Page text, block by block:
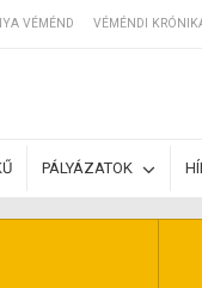
VÉMÉND VÉMÉNDI
PÁLYÁZATOK